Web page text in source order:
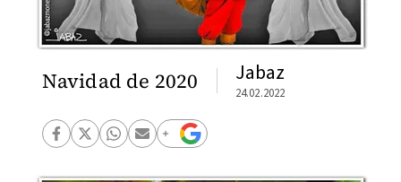
Navidad de 2020 Jabaz
24.02.2022